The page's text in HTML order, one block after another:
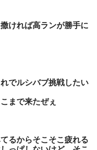
ければ高ランが勝手に
でルシバブ挑戦したい
まで来たぜぇ
るからそこそこ疲れる